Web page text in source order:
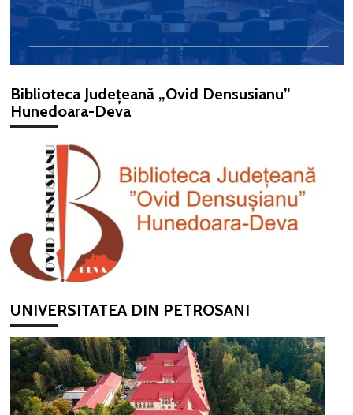
Biblioteca Județeană „Ovid Densusianu”
Hunedoara-Deva
UNIVERSITATEA DIN PETROSANI